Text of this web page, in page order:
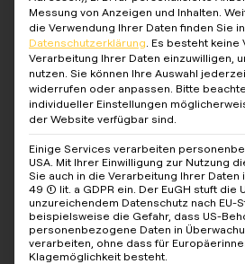
REEV PRODUKTE
Ihre benötigten reev
Für die Aktivierung benötigen Sie
Setup Kit (Einmalkauf) sowie pro
Lizenzschlüssel (24 Monate).
Pro Ladegruppe
je Ladegruppe):
Produkt
e
Messung von Anzeigen und Inhalten.
die Verwendung Ihrer Daten finden Sie
Datenschutzerklärung Es besteht keine
Verarbeitung Ihrer Daten einzuwilligen,
nutzen. Sie können Ihre Auswahl
widerrufen oder anpassen. Bitte
individueller Einstellungen
der Website verfügbar sind.
Einige Services verarbeiten
USA. Mit Ihrer Einwilligung zur Nutzung
Sie auch in die Verarbeitung Ihrer Daten
49 (1) lit. a GDPR ein. Der EuGH stuft die
unzureichendem Datenschutz nach EU-
beispielsweise die Gefahr, dass US-
personenbezogene Daten in
verarbeiten, ohne dass für
Klagemöglichkeit besteht.